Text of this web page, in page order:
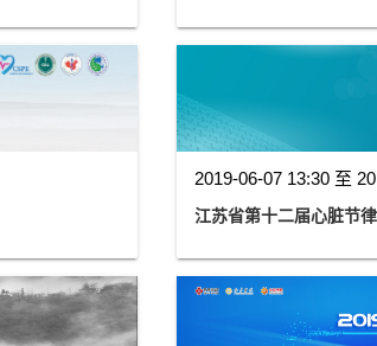
2019-06-07 13:30 至
江苏省第十二届心脏节